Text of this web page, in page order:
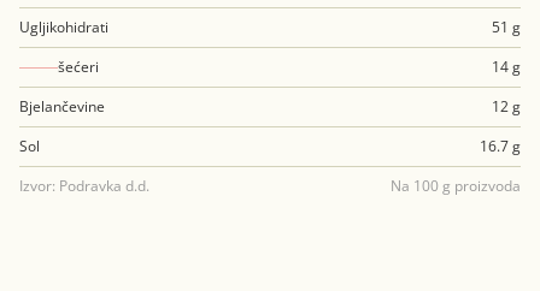
Ugljikohidrati
51 g
šećeri
14 g
Bjelančevine
12 g
Sol
16.7 g
Izvor: Podravka d.d.
Na 100 g proizvoda